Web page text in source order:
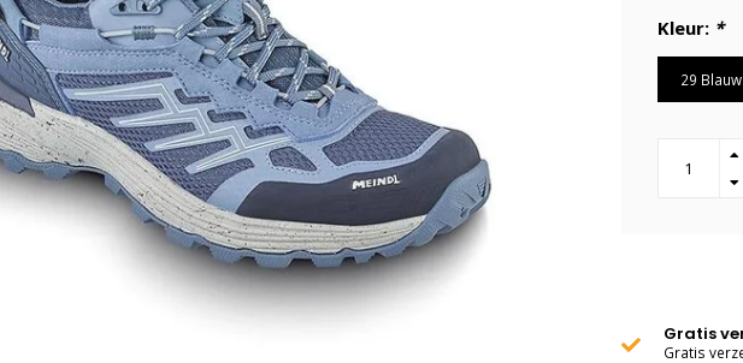
Kleur: *
29 Blauw
Gratis
Gratis